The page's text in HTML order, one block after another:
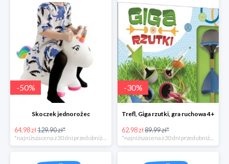
-50%
Skoczek jednorożec
64.98 zł129.90 zł*
*najniższa cena z 30 dni przed obniżką
-30%
Trefl, Giga rzutki, gra ruchowa 4+
62.98 zł89.99 zł*
*najniższa cena z 30 dni przed obniżką